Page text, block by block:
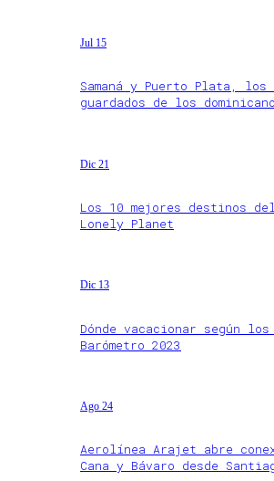
Jul 15
Samaná y Puerto Plata, los
guardados de los
Dic 21
Los 10 mejores destinos del
Lonely Planet
Dic 13
Dónde vacacionar según
Barómetro 2023
Ago 24
Aerolínea Arajet abre
Cana y Bávaro desde